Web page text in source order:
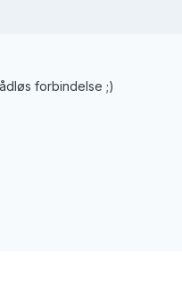
forbindelse ;)